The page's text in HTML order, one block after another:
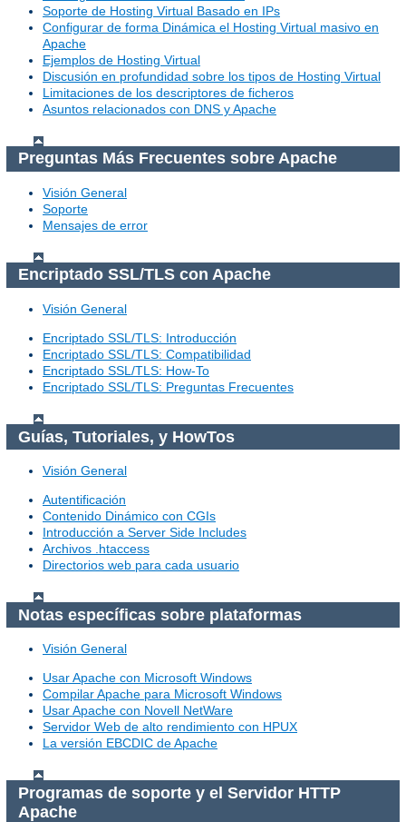
Soporte de Hosting Virtual Basado en IPs
Configurar de forma Dinámica el Hosting Virtual masivo en
Apache
Ejemplos de Hosting Virtual
Discusión en profundidad sobre los tipos de Hosting Virtual
Limitaciones de los descriptores de ficheros
Asuntos relacionados con DNS y Apache
Preguntas Más Frecuentes sobre Apache
Visión General
Soporte
Mensajes de error
Encriptado SSL/TLS con Apache
Visión General
Encriptado SSL/TLS: Introducción
Encriptado SSL/TLS: Compatibilidad
Encriptado SSL/TLS: How-To
Encriptado SSL/TLS: Preguntas Frecuentes
Guías, Tutoriales, y HowTos
Visión General
Autentificación
Contenido Dinámico con CGIs
Introducción a Server Side Includes
Archivos .htaccess
Directorios web para cada usuario
Notas específicas sobre plataformas
Visión General
Usar Apache con Microsoft Windows
Compilar Apache para Microsoft Windows
Usar Apache con Novell NetWare
Servidor Web de alto rendimiento con HPUX
La versión EBCDIC de Apache
Programas de soporte y el Servidor HTTP
Apache